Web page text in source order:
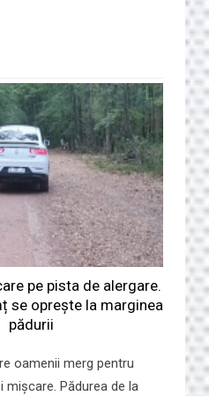
pe pista de alergare.
se oprește la marginea
pădurii
oamenii merg pentru
mișcare. Pădurea de la